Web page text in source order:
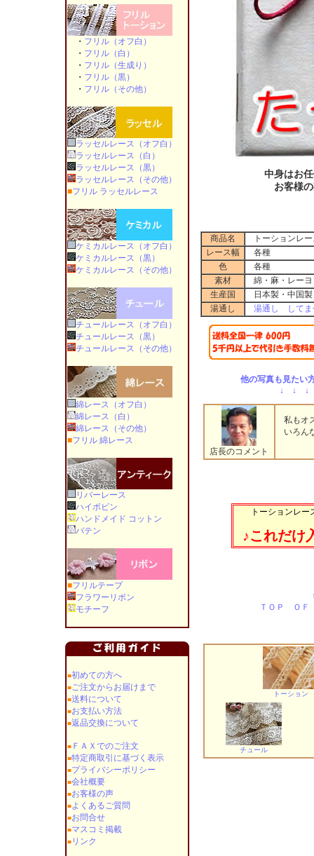
・ フリル（オフ白）
・ フリル（白）
・ フリル（生成り）
・ フリル（黒）
・ フリル（その他）
ラッセルレース（オフ白）
ラッセルレース（白）
ラッセルレース（黒）
ラッセルレース（その他）
■フリル ラッセルレース
ケミカルレース（オフ白）
ケミカルレース（黒）
ケミカルレース（その他）
チュールレース（オフ白）
チュールレース（黒）
チュールレース（その他）
綿レース（オフ白）
綿レース（白）
綿レース（その他）
■フリル 綿レース
リバーレース
ハイボビン
ハンドメイド コットン
バテン
■フリルテープ
フラワーリボン
モチーフ
■初めての方へ
■ご注文からお届けまで
■送料について
■お支払い方法
■返品交換について
■ＦＡＸでのご注文
■特定商取引に基づく表示
■プライバシーポリシー
■会社概要
■お客様の声
■よくあるご質問
■お問合せ
■マスコミ掲載
■リンク
中身はお任
お客様
商品名
トーションレー
レース幅
各種
色
各種
素材
綿・麻・レーヨ
生産国
日本製・中国製
湯通し
湯通し してま
他の写真も見たい
↓ ↓ ↓
店長のコメント
私もオ
いろん
トーションレー
♪これだけ
ＴＯＰ Ｏ
トーション
チュール